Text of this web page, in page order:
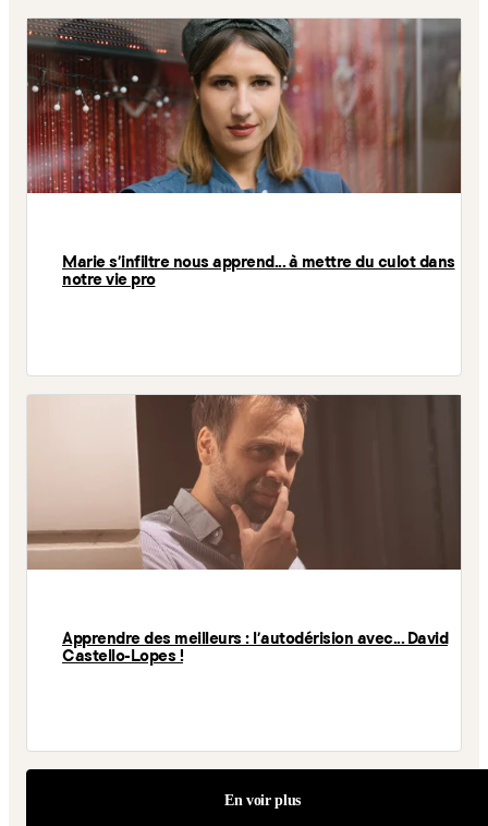
Marie s'infiltre nous apprend... à mettre du culot dans
notre vie pro
Apprendre des meilleurs : l'autodérision avec... David
Castello-Lopes !
En voir plus